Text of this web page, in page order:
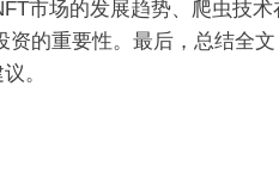
市场的发展趋势、爬虫技术
资的重要性。最后，总结全
。